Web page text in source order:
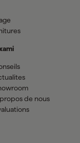
de nous